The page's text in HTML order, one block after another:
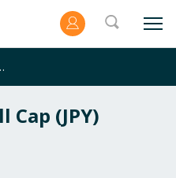
(JPY)
Cap (JPY)